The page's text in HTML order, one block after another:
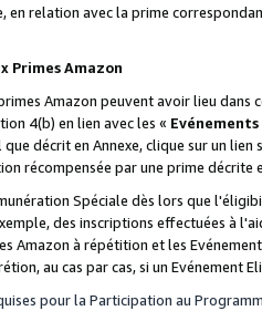
en relation avec la prime
Primes Amazon
Amazon peuvent avoir lieu dans
4(b) en lien avec les «
décrit en Annexe, clique sur un
récompensée par une prime décrite
Spéciale dès lors que
des inscriptions effectuées à
Amazon à répétition et les
au cas par cas, si un Evénement
pour la Participation au